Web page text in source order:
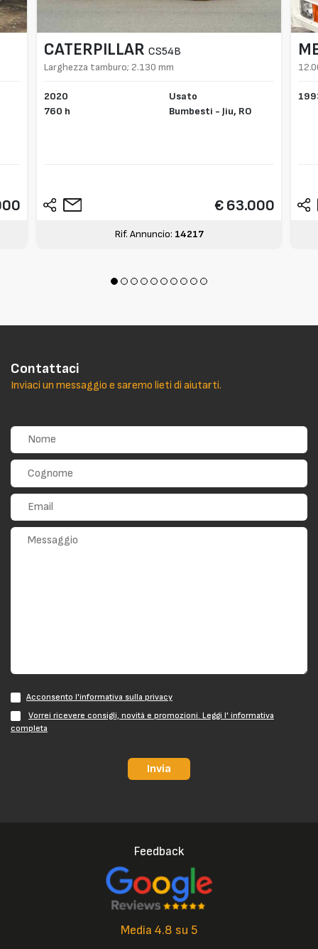
CATERPILLAR CS54B
Larghezza tamburo; 2.130 mm
2020
760 h
Usato
Bumbesti - Jiu, RO
€ 63.000
Rif. Annuncio: 14217
Contattaci
Inviaci un messaggio e saremo lieti di aiutarti.
Acconsento l'informativa sulla privacy
Vorrei ricevere consigli, novità e promozioni. Leggi l' informativa
completa
Invia
Feedback
Media 4.8 su 5